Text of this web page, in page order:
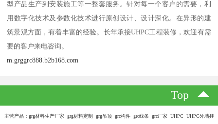
型产品生产到安装施工等一整套服务。针对每一个客户的需要，利
用数字化技术及参数化技术进行原创设计、设计深化。在异形的建
筑景观方面，有着丰富的经验。长年承接UHPC工程装修，欢迎有需
要的客户来电咨询。
m.grggrc888.b2b168.com
Top
主营产品：grg材料生产厂家 grg材料定制 grg吊顶 grc构件 grc线条 grc厂家 UHPC UHPC外墙挂